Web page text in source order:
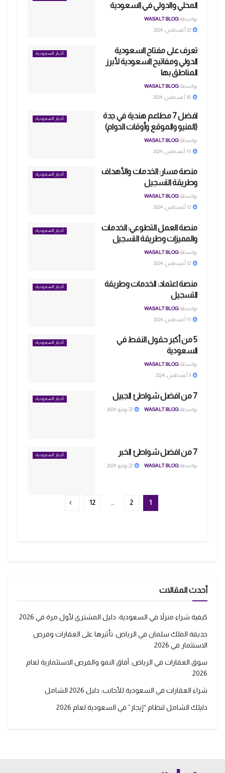
المحلي والدولي في السعودية
بواسطةWASALT BLOG
أخبار السعودية
تعرف على مفتاح السعودية
الدولي ومفاتيح السعودية لأبرز
المناطق بها
بواسطةWASALT BLOG
أخبار السعودية
افضل 7 مطاعم هندية في جدة
(المنيو والموقع وأوقات الدوام)
بواسطةWASALT BLOG
أخبار السعودية
منصة مسار: الخدمات والأهداف
وطريقة التسجيل
بواسطةWASALT BLOG
أخبار السعودية
منصة العمل التطوعي: الخدمات
والمميزات وطريقة التسجيل
بواسطةWASALT BLOG
أخبار السعودية
منصة اعتماد: الخدمات وطريقة
التسجيل
بواسطةWASALT BLOG
أخبار السعودية
5 من أكبر حقول النفط في
السعودية
بواسطةWASALT BLOG
أخبار السعودية 7 من افضل شواطئ الجبيل
بواسطةWASALT BLOG
أخبار السعودية 7 من افضل شواطئ الخبر
بواسطةWASALT BLOG
1
2
…
12
أحدث المقالات
كيفية شراء منزلاً في السعودية: دليل المشتري لأول مرة في 2026
حديقة الملك سلمان في الرياض: تأثيرها على العقارات وفرص
الاستثمار في 2026
سوق العقارات في الرياض: آفاق النمو والفرص الاستثمارية لعام
2026
شراء العقارات في السعودية للأجانب: دليل 2026 الشامل
دليلك الشامل لنظام “إيجار” في السعودية لعام 2026